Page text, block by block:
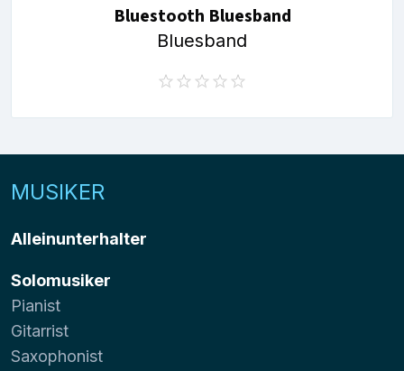
Bluestooth Bluesband
Bluesband
MUSIKER
Alleinunterhalter
Solomusiker
Pianist
Gitarrist
Saxophonist